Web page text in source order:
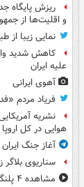
ریزش پایگاه
و اقلیت‌ها از
نمایی زیبا از
کاهش شدید
علیه ایران
آهوی ایرانی
فریاد مردم
نشریه
هوایی در کل اروپا
آغاز جنگ
سناریوی
مشاهده ۴ پلنگ در ارتفاعات میناب